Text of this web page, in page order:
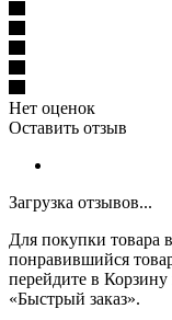
Нет оценок
Оставить отзыв
Загрузка отзывов...
Для покупки товара
понравившийся
перейдите в
«Быстрый заказ».